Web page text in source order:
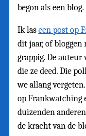
begon als een blog.
Ik laseen post op
dit jaar, of bloggen
grappig. De
die ze deed. Die
we allang
op Frankwatching
duizenden
de kracht van de